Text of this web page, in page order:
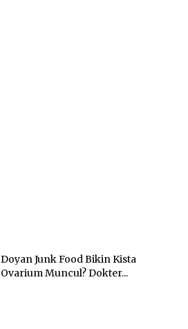
Doyan Junk Food Bikin Kista
Ovarium Muncul? Dokter...